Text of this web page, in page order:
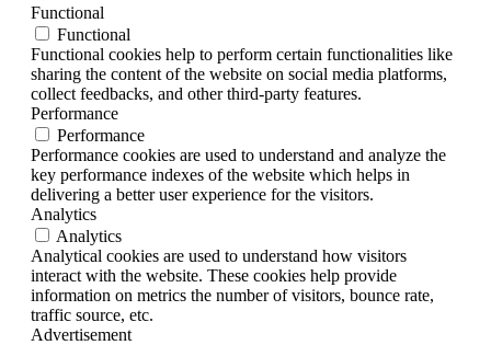
Functional
Functional
Functional cookies help to perform certain functionalities like
sharing the content of the website on social media platforms,
collect feedbacks, and other third-party features.
Performance
Performance
Performance cookies are used to understand and analyze the
key performance indexes of the website which helps in
delivering a better user experience for the visitors.
Analytics
Analytics
Analytical cookies are used to understand how visitors
interact with the website. These cookies help provide
information on metrics the number of visitors, bounce rate,
traffic source, etc.
Advertisement